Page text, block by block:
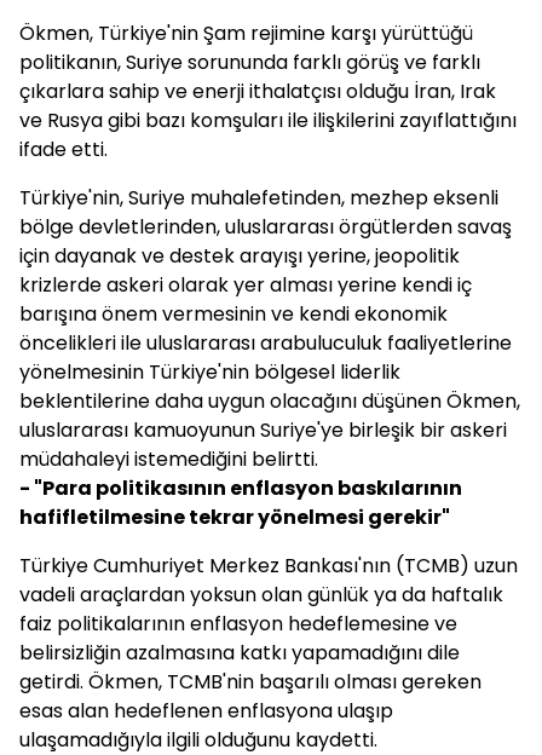
Ökmen, Türkiye'nin Şam rejimine karşı yürüttüğü
politikanın, Suriye sorununda farklı görüş ve farklı
çıkarlara sahip ve enerji ithalatçısı olduğu İran, Irak
ve Rusya gibi bazı komşuları ile ilişkilerini zayıflattığını
ifade etti.
Türkiye'nin, Suriye muhalefetinden, mezhep eksenli
bölge devletlerinden, uluslararası örgütlerden savaş
için dayanak ve destek arayışı yerine, jeopolitik
krizlerde askeri olarak yer alması yerine kendi iç
barışına önem vermesinin ve kendi ekonomik
öncelikleri ile uluslararası arabuluculuk faaliyetlerine
yönelmesinin Türkiye'nin bölgesel liderlik
beklentilerine daha uygun olacağını düşünen Ökmen,
uluslararası kamuoyunun Suriye'ye birleşik bir askeri
müdahaleyi istemediğini belirtti.
- "Para politikasının enflasyon baskılarının
hafifletilmesine tekrar yönelmesi gerekir"
Türkiye Cumhuriyet Merkez Bankası'nın (TCMB) uzun
vadeli araçlardan yoksun olan günlük ya da haftalık
faiz politikalarının enflasyon hedeflemesine ve
belirsizliğin azalmasına katkı yapamadığını dile
getirdi. Ökmen, TCMB'nin başarılı olması gereken
esas alan hedeflenen enflasyona ulaşıp
ulaşamadığıyla ilgili olduğunu kaydetti.